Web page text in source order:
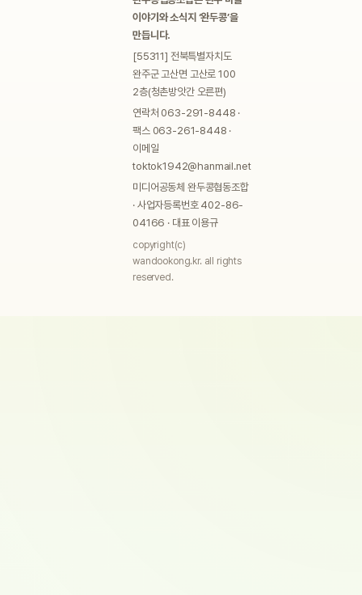
이야기와 소식지 ‘완두콩’을
만듭니다.
[55311] 전북특별자치도
완주군 고산면 고산로 100
2층(청촌방앗간 오른편)
연락처 063-291-8448 ·
팩스 063-261-8448 ·
이메일
toktok1942@hanmail.net
미디어공동체 완두콩협동조합
· 사업자등록번호 402-86-
04166 · 대표 이용규
copyright(c)
wandookong.kr. all rights
reserved.